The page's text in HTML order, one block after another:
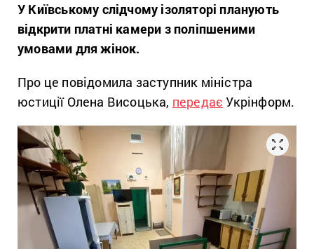
У Київському слідчому ізоляторі планують
відкрити платні камери з поліпшеними
умовами для жінок.
Про це повідомила заступник міністра
юстиції Олена Висоцька, передає Укрінформ.